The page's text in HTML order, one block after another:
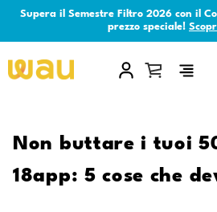
Supera il Semestre Filtro 2026 con il
prezzo speciale!
×
Non buttare i tuoi
18app: 5 cose che